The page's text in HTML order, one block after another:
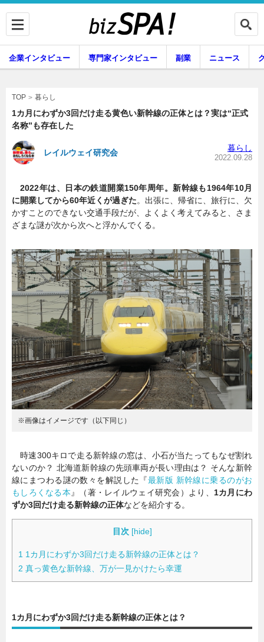
専門家インタビュー
副業 ニュース
暮らし エンタメ
連載一覧
企業インタビュー 専門家インタビュー 副業 ニュース
TOP 暮らし
1カ月にわずか3回だけ走る黄色い新幹線の正体とは？実は“正式
名称”も存在した
レイルウェイ研究会 暮らし
2022.09.28
2022年は、日本の鉄道開業150年周年。新幹線も1964年10月
に開業してから60年近くが過ぎた。出張に、帰省に、旅行に、欠
かすことのできない交通手段だが、よくよく考えてみると、さま
ざまな謎が次から次へと浮かんでくる。
※画像はイメージです（以下同じ）
時速300キロで走る新幹線の窓は、小石が当たってもなぜ割れ
ないのか？ 北海道新幹線の先頭車両が長い理由は？ そんな新幹
線にまつわる謎の数々を解説した『最新版 新幹線に乗るのがお
もしろくなる本 』（著・レイルウェイ研究会）より、 1カ月にわ
ずか3回だけ走る新幹線の正体などを紹介する。
目次 [hide]
1 1カ月にわずか3回だけ走る新幹線の正体とは？
2 真っ黄色な新幹線、万が一見かけたら幸運
1カ月にわずか3回だけ走る新幹線の正体とは？